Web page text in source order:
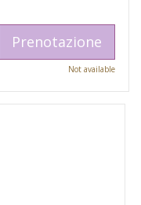
Prenotazione
Not available